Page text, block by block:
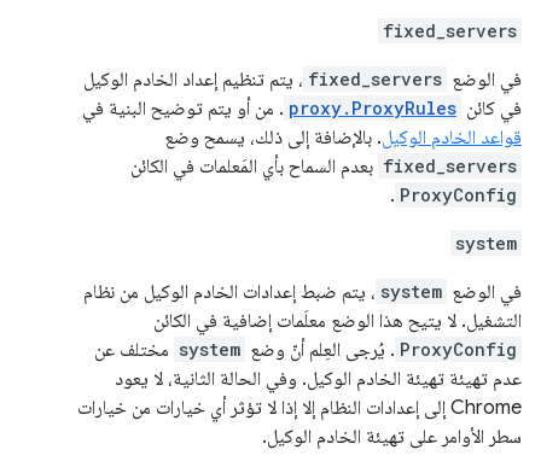
fixed_servers
في الوضع fixed_servers ، يتم تنظيم إعداد الخادم الوكيل
في كائن proxy.ProxyRules . من أو يتم توضيح البنية في
قواعد الخادم الوكيل. بالإضافة إلى ذلك، يسمح وضع
fixed_servers بعدم السماح بأي المَعلمات في الكائن
ProxyConfig
.
system
في الوضع system ، يتم ضبط إعدادات الخادم الوكيل من نظام
التشغيل. لا يتيح هذا الوضع معلَمات إضافية في الكائن
ProxyConfig . يُرجى العِلم أنّ وضع system مختلف عن
عدم تهيئة تهيئة الخادم الوكيل. وفي الحالة الثانية، لا يعود
Chrome إلى إعدادات النظام إلا إذا لا تؤثر أي خيارات من خيارات
سطر الأوامر على تهيئة الخادم الوكيل.